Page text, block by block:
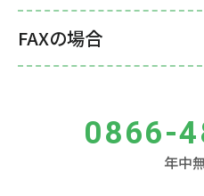
FAXの場合
0866-
年中